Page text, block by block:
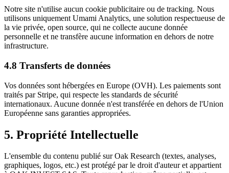
Notre site n'utilise aucun cookie publicitaire ou de tracking. Nous
utilisons uniquement Umami Analytics, une solution respectueuse de
la vie privée, open source, qui ne collecte aucune donnée
personnelle et ne transfère aucune information en dehors de notre
infrastructure.
4.8 Transferts de données
Vos données sont hébergées en Europe (OVH). Les paiements sont
traités par Stripe, qui respecte les standards de sécurité
internationaux. Aucune donnée n'est transférée en dehors de l'Union
Européenne sans garanties appropriées.
5. Propriété Intellectuelle
L'ensemble du contenu publié sur Oak Research (textes, analyses,
graphiques, logos, etc.) est protégé par le droit d'auteur et appartient